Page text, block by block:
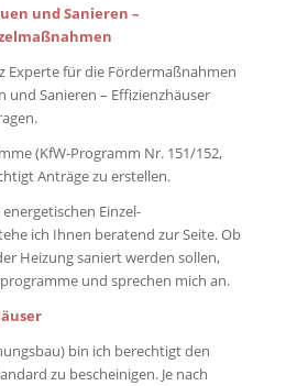
und Sanieren –
Experte für die Fördermaßnahmen
und Sanieren – Effizienzhäuser
(KfW-Programm Nr. 151/152,
Anträge zu erstellen.
Einzel-
ich Ihnen beratend zur Seite. Ob
Heizung saniert werden sollen,
und sprechen mich an.
bin ich berechtigt den
zu bescheinigen. Je nach